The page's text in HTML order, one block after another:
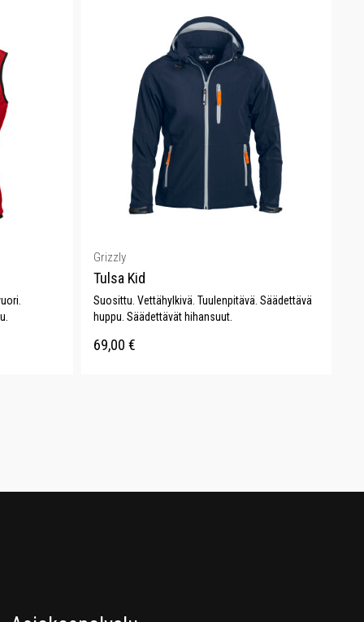
Grizzly
Tulsa Kid
Suosittu. Vettähylkivä. Tuulenpitävä. Säädettävä
huppu. Säädettävät hihansuut.
69,00 €